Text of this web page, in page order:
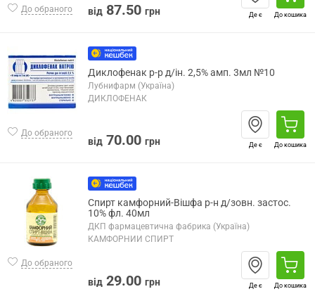
До обраного від 87.50 грн Де є До кошика
До обраного
Диклофенак р-р д/ін. 2,5% амп. 3мл №10
Лубнифарм (Україна)
ДИКЛОФЕНАК
від 70.00 грн Де є До кошика
До обраного
Спирт камфорний-Вішфа р-н д/зовн. застос.
10% фл. 40мл
ДКП фармацевтична фабрика (Україна)
КАМФОРНИЙ СПИРТ
від 29.00 грн Де є До кошика